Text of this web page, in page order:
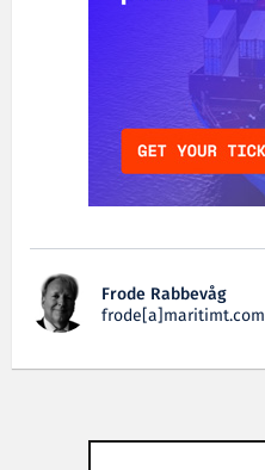
Frode Rabbevåg
frode[a]maritimt.com